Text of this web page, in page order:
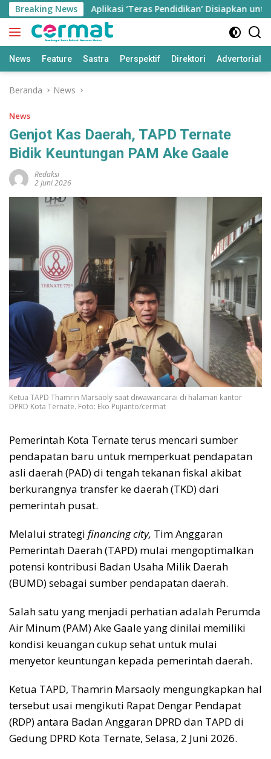
Langsung
ke
konten
Breaking News
Jiwa Aplikasi ‘Teras Pendidikan’ Disiapkan untuk
News Feature Sastra Perspektif Direktori Advertorial
Beranda News
News
Genjot Kas Daerah, TAPD Ternate
Bidik Keuntungan PAM Ake Gaale
Redaksi
2 Juni 2026
Ketua TAPD Thamrin Marsaoly saat diwawancarai di halaman kantor
DPRD Kota Ternate. Foto: Eko Pujianto/cermat
Pemerintah Kota Ternate terus mencari sumber
pendapatan baru untuk memperkuat pendapatan
asli daerah (PAD) di tengah tekanan fiskal akibat
berkurangnya transfer ke daerah (TKD) dari
pemerintah pusat.
Melalui strategi financing city, Tim Anggaran
Pemerintah Daerah (TAPD) mulai mengoptimalkan
potensi kontribusi Badan Usaha Milik Daerah
(BUMD) sebagai sumber pendapatan daerah.
Salah satu yang menjadi perhatian adalah Perumda
Air Minum (PAM) Ake Gaale yang dinilai memiliki
kondisi keuangan cukup sehat untuk mulai
menyetor keuntungan kepada pemerintah daerah.
Ketua TAPD, Thamrin Marsaoly mengungkapkan hal
tersebut usai mengikuti Rapat Dengar Pendapat
(RDP) antara Badan Anggaran DPRD dan TAPD di
Gedung DPRD Kota Ternate, Selasa, 2 Juni 2026.